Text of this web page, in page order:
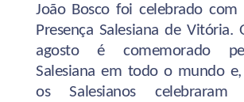
João Bosco foi celebrado com
Presença Salesiana de
agosto é comemorado
Salesiana em todo o mundo
os Salesianos